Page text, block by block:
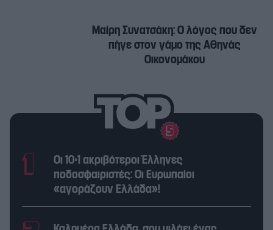
Μαίρη Συνατσάκη: Ο λόγος που δεν
πήγε στον γάμο της Αθηνάς
Οικονομάκου
Οι 10+1 ακριβότεροι Έλληνες
ποδοσφαιριστές: Οι Ευρωπαίοι
«αγοράζουν Ελλάδα»!